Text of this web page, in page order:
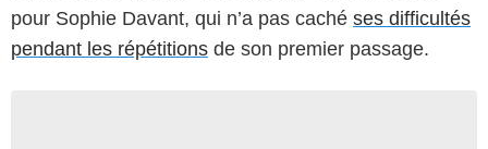
pour Sophie Davant, qui n’a pas caché ses difficultés
pendant les répétitions de son premier passage.